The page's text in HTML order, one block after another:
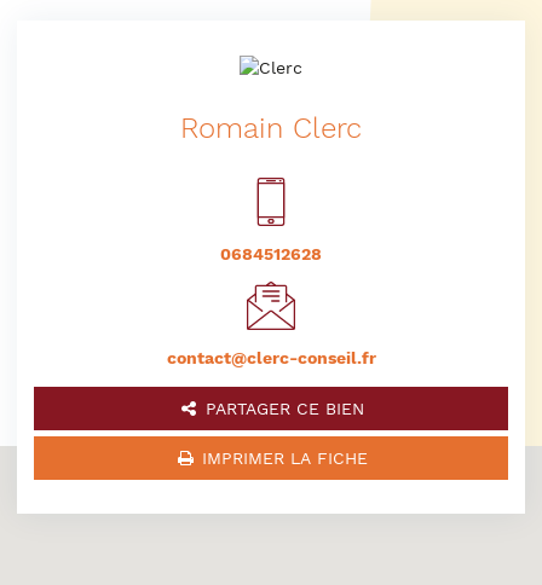
Romain Clerc
0684512628
contact@clerc-conseil.fr
PARTAGER CE BIEN
IMPRIMER LA FICHE